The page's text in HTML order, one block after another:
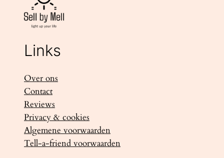
Links
Over ons
Contact
Reviews
Privacy & cookies
Algemene voorwaarden
Tell-a-friend voorwaarden